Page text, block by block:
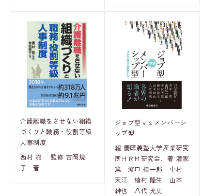
介護離職をさせない組織
づくりと職務・役割等級
人事制度
西村 聡 監修 吉岡規
子 著
ジョブ型ｖｓメンバーシ
ップ型
編 慶應義塾大学産業研究
所ＨＲＭ研究会、著 清家
篤 濱口 桂一郎 中村
天江 植村 隆生 山本
紳也 八代 充史